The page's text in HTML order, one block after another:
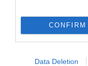
CONFIRM
Data Deletion